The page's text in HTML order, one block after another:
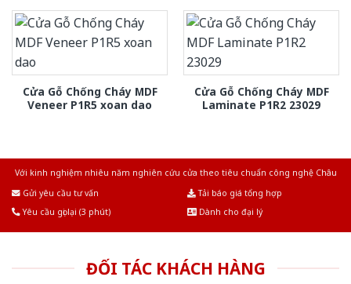
Cửa Gỗ Chống Cháy MDF
Veneer P1R5 xoan dao
Cửa Gỗ Chống Cháy MDF
Laminate P1R2 23029
Với kinh nghiệm nhiêu năm nghiên cứu cửa theo tiêu chuẩn công nghệ Châu
Gửi yêu cầu tư vấn
Tải báo giá tổng hợp
Yêu cầu gọi lại (3 phút)
Dành cho đại lý
ĐỐI TÁC KHÁCH HÀNG